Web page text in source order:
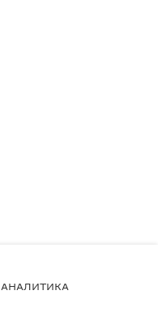
АНАЛИТИКА